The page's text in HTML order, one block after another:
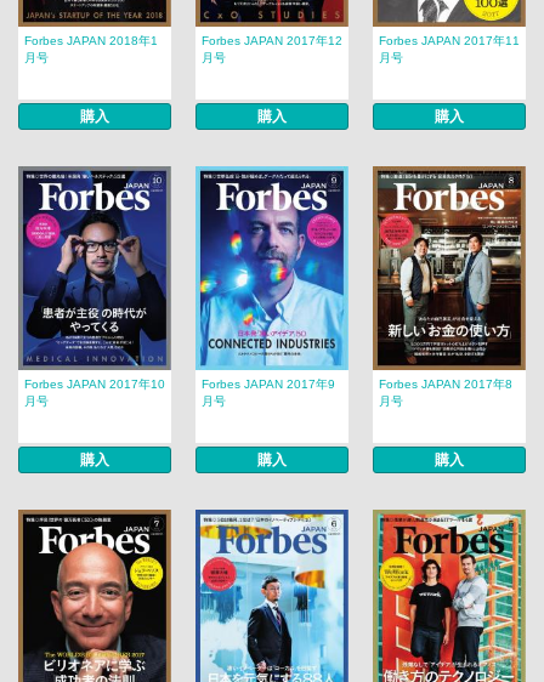
Forbes JAPAN 2018年1
月号
購入
Forbes JAPAN 2017年12
月号
購入
Forbes JAPAN 2017年11
月号
購入
Forbes JAPAN 2017年10
月号
購入
Forbes JAPAN 2017年9
月号
購入
Forbes JAPAN 2017年8
月号
購入